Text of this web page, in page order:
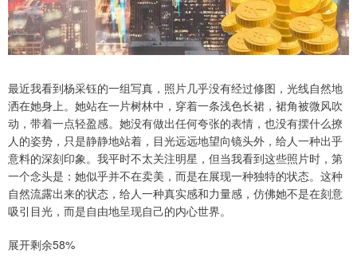
最近我看到杨采钰的一组写真，照片几乎没有经过修图，光线自然地
洒在她身上。她站在一片树林中，穿着一条浅色长裙，裙角被微风吹
动，带着一点轻盈感。她没有做出任何夸张的表情，也没有摆什么撩
人的姿势，只是静静地站着，目光远远地望向镜头外，给人一种出乎
意料的深刻印象。我平时不太关注明星，但当我看到这些照片时，第
一个念头是：她似乎并不在卖美，而是在展现一种独特的状态。这种
自然流露出来的状态，给人一种真实感和力量感，仿佛她不是在刻意
吸引目光，而是自由地呈现自己的内心世界。
展开剩余58%